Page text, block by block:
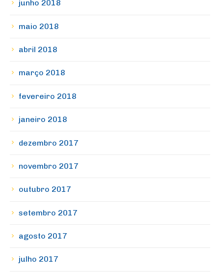
junho 2018
maio 2018
abril 2018
março 2018
fevereiro 2018
janeiro 2018
dezembro 2017
novembro 2017
outubro 2017
setembro 2017
agosto 2017
julho 2017